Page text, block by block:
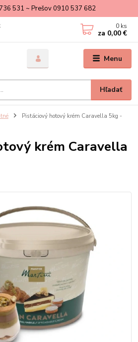
531 ~ Prešov 0910 537 682
Menu
Hľadať
0 ks
za 0,00 €
Pistáciový hotový krém Caravella 5kg -
krém Caravella